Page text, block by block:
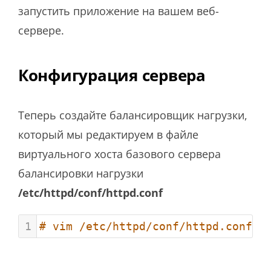
запустить приложение на вашем веб-
сервере.
Конфигурация сервера
Теперь создайте балансировщик нагрузки,
который мы редактируем в файле
виртуального хоста базового сервера
балансировки нагрузки
/etc/httpd/conf/httpd.conf
1 # vim /etc/httpd/conf/httpd.conf